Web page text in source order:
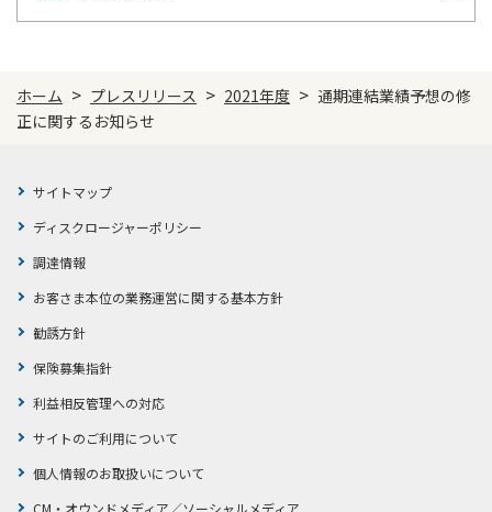
ご契約内容の確認
各種サービス・お知らせ
かんぽプラチナライフサービス
ご契約のしおり・約款（Web約款）
保険用語集
お問い合わせ
ご契約手続きの流れ
保険用語集
お問い合わせ
かんぽアプリ～かんぽの健康と安心を手のひらに～
ラジオ体操・みんなの体操
ラジオ体操ポータルサイト
かんぽ生命のサステナビリティ
ホーム > プレスリリース > 2021年度 > 通期連結業績予想の修
正に関するお知らせ
サイトマップ
ディスクロージャーポリシー
調達情報
お客さま本位の業務運営に関する基本方針
勧誘方針
保険募集指針
利益相反管理への対応
サイトのご利用について
個人情報のお取扱いについて